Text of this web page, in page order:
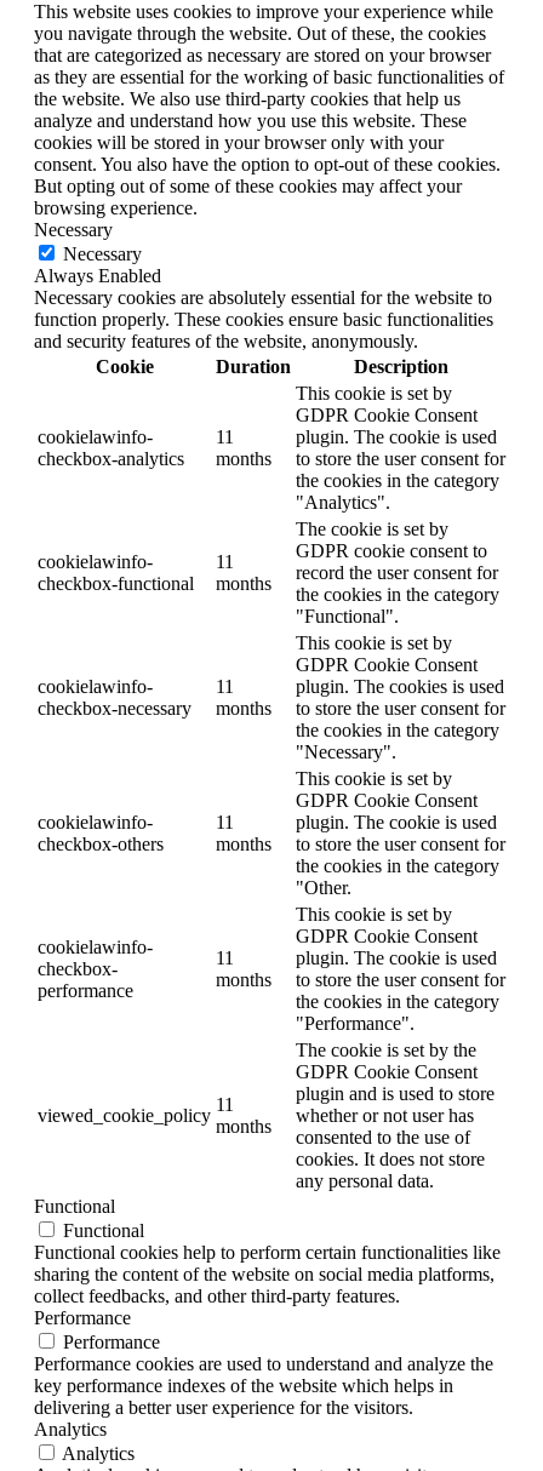
This website uses cookies to improve your experience while
you navigate through the website. Out of these, the cookies
that are categorized as necessary are stored on your browser
as they are essential for the working of basic functionalities of
the website. We also use third-party cookies that help us
analyze and understand how you use this website. These
cookies will be stored in your browser only with your
consent. You also have the option to opt-out of these cookies.
But opting out of some of these cookies may affect your
browsing experience.
Necessary
Necessary
Always Enabled
Necessary cookies are absolutely essential for the website to
function properly. These cookies ensure basic functionalities
and security features of the website, anonymously.
Cookie
Duration Description
cookielawinfo-
checkbox-analytics
11
months
This cookie is set by
GDPR Cookie Consent
plugin. The cookie is used
to store the user consent for
the cookies in the category
"Analytics".
cookielawinfo-
checkbox-functional
11
months
The cookie is set by
GDPR cookie consent to
record the user consent for
the cookies in the category
"Functional".
cookielawinfo-
checkbox-necessary
11
months
This cookie is set by
GDPR Cookie Consent
plugin. The cookies is used
to store the user consent for
the cookies in the category
"Necessary".
cookielawinfo-
checkbox-others
11
months
This cookie is set by
GDPR Cookie Consent
plugin. The cookie is used
to store the user consent for
the cookies in the category
"Other.
cookielawinfo-
checkbox-
performance
11
months
This cookie is set by
GDPR Cookie Consent
plugin. The cookie is used
to store the user consent for
the cookies in the category
"Performance".
viewed_cookie_policy
11
months
The cookie is set by the
GDPR Cookie Consent
plugin and is used to store
whether or not user has
consented to the use of
cookies. It does not store
any personal data.
Functional
Functional
Functional cookies help to perform certain functionalities like
sharing the content of the website on social media platforms,
collect feedbacks, and other third-party features.
Performance
Performance
Performance cookies are used to understand and analyze the
key performance indexes of the website which helps in
delivering a better user experience for the visitors.
Analytics
Analytics